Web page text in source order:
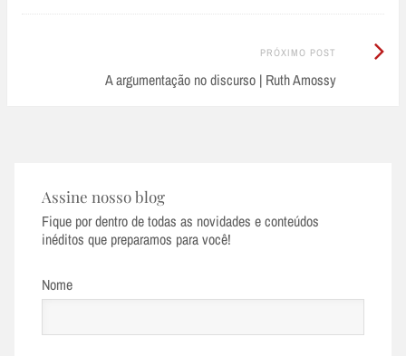
PRÓXIMO POST
A argumentação no discurso | Ruth Amossy
Próximo
Assine nosso blog
Fique por dentro de todas as novidades e conteúdos
inéditos que preparamos para você!
Nome